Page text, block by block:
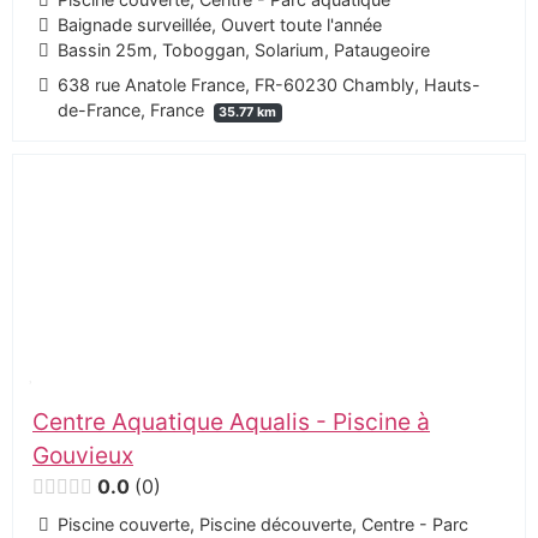
Baignade surveillée, Ouvert toute l'année
Bassin 25m, Toboggan, Solarium, Pataugeoire
638 rue Anatole France, FR-60230 Chambly, Hauts-
de-France, France
35.77 km
Centre Aquatique Aqualis - Piscine à
Gouvieux
0.0 0
Piscine couverte, Piscine découverte, Centre - Parc